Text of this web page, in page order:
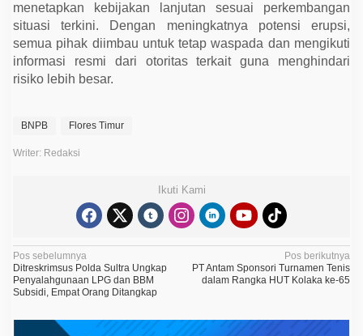
menetapkan kebijakan lanjutan sesuai perkembangan
situasi terkini. Dengan meningkatnya potensi erupsi,
semua pihak diimbau untuk tetap waspada dan mengikuti
informasi resmi dari otoritas terkait guna menghindari
risiko lebih besar.
BNPB Flores Timur
Writer: Redaksi
Ikuti Kami
N
a
v
i
Pos sebelumnya
Ditreskrimsus Polda Sultra Ungkap
Penyalahgunaan LPG dan BBM
Subsidi, Empat Orang Ditangkap
Pos berikutnya
PT Antam Sponsori Turnamen Tenis
dalam Rangka HUT Kolaka ke-65